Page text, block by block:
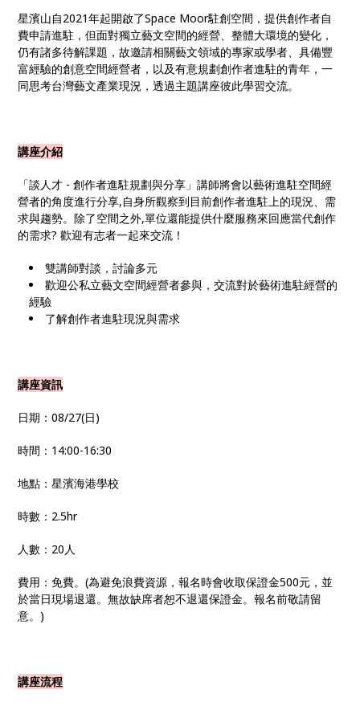
星濱山自2021年起開啟了Space Moor駐創空間，提供創作者自
費申請進駐，但面對獨立藝文空間的經營、整體大環境的變化，
仍有諸多待解課題，故邀請相關藝文領域的專家或學者、具備豐
富經驗的創意空間經營者，以及有意規劃創作者進駐的青年，一
同思考台灣藝文產業現況，透過主題講座彼此學習交流。
講座介紹
「談人才 - 創作者進駐規劃與分享」講師將會以藝術進駐空間經
營者的角度進行分享,自身所觀察到目前創作者進駐上的現況、需
求與趨勢。除了空間之外,單位還能提供什麼服務來回應當代創作
的需求? 歡迎有志者一起來交流！
雙講師對談，討論多元
歡迎公私立藝文空間經營者參與，交流對於藝術進駐經營的
經驗
了解創作者進駐現況與需求
講座資訊
日期：08/27(日)
時間：14:00-16:30
地點：星濱海港學校
時數：2.5hr
人數：20人
費用：免費。(為避免浪費資源，報名時會收取保證金500元，並
於當日現場退還。無故缺席者恕不退還保證金。報名前敬請留
意。)
講座流程